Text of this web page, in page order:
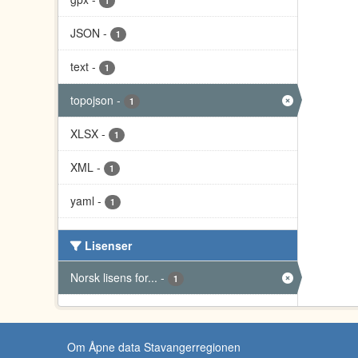
JSON - 1
text - 1
topojson - 1
XLSX - 1
XML - 1
yaml - 1
Lisenser
Norsk lisens for... - 1
Om Åpne data Stavangerregionen